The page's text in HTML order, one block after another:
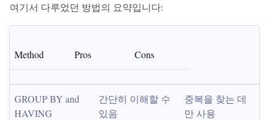
여기서 다루었던 방법의 요약입니다:
Method Pros Cons
GROUP BY and
HAVING
간단히 이해할 수
있음
중복을 찾는 데
만 사용